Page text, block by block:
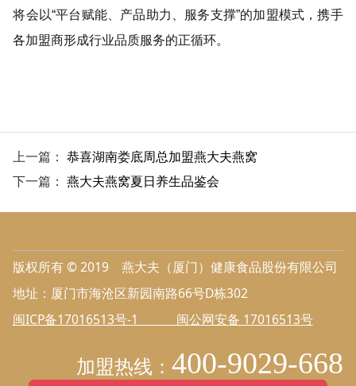
将会以“平台赋能、产品助力、服务支撑”的加盟模式，携手
各加盟商形成行业品质服务的正循环。
上一篇： 恭喜湖南娄底周总加盟燕大夫燕窝
下一篇： 燕大夫燕窝夏日养生品鉴会
版权所有 © 2019 燕大夫（厦门）健康食品股份有限公司
地址：厦门市海沧区新园南路66号D栋302
闽ICP备17016513号-1 闽公网安备 17016513号
加盟热线： 400-9029-668